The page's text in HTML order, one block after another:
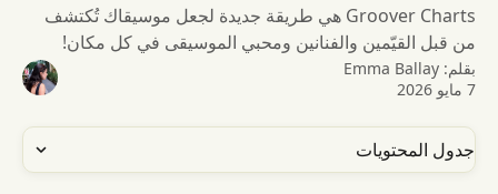
Groover Charts هي طريقة جديدة لجعل موسيقاك تُكتشف
من قبل القيّمين والفنانين ومحبي الموسيقى في كل مكان!
بقلم: Emma Ballay
7 مايو 2026
جدول المحتويات